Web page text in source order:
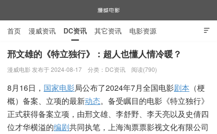

首页 漫威资讯 DC资讯 其它资讯 电影资源
电视剧资源 漫威图片
邢文雄的《特立独行》：超人也懂人情冷暖？
漫威电影 发布于 2024-08-17 分类： DC资讯 阅读(790)
8月16日， 国家电影局公布了2024年7月全国电影剧本 （梗
概）备案、立项的最新动态。备受瞩目的电影《特立独行》
正式获得备案立项，由邢文雄、李舒野、李天亮以及史倩四
位才华横溢的编剧共同执笔，上海淘票票影视文化有限公司